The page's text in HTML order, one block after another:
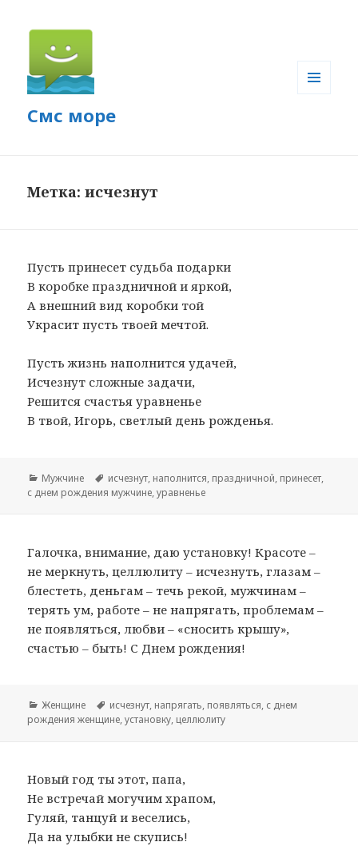
Смс море
Метка: исчезнут
Пусть принесет судьба подарки
В коробке праздничной и яркой,
А внешний вид коробки той
Украсит пусть твоей мечтой.
Пусть жизнь наполнится удачей,
Исчезнут сложные задачи,
Решится счастья уравненье
В твой, Игорь, светлый день рожденья.
Рубрики
Мужчине Метки
исчезнут, наполнится, праздничной, принесет,
с днем рождения мужчине,уравненье
Галочка, внимание, даю установку! Красоте –
не меркнуть, целлюлиту – исчезнуть, глазам –
блестеть, деньгам – течь рекой, мужчинам –
терять ум, работе – не напрягать, проблемам –
не появляться, любви – «сносить крышу»,
счастью – быть! С Днем рождения!
Рубрики
Женщине Метки
исчезнут, напрягать, появляться, с днем
рождения женщине,установку, целлюлиту
Новый год ты этот, папа,
Не встречай могучим храпом,
Гуляй, танцуй и веселись,
Да на улыбки не скупись!